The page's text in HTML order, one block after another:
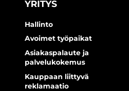
YRITYS
Hallinto
Avoimet työpaikat
Asiakaspalaute ja
palvelukokemus
Kauppaan liittyvä
reklamaatio